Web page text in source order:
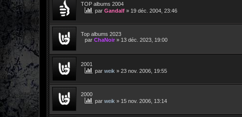
TOP albums 2004
par Gandalf » 19 déc. 2004, 23:46
Top albums 2023
par ChaNoir » 13 déc. 2023, 19:00
2001
par weik » 23 nov. 2006, 19:55
2000
par weik » 15 nov. 2006, 13:14